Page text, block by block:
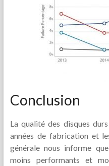
Conclusion
La qualité des disques
années de fabrication et
générale nous informe
moins performants et